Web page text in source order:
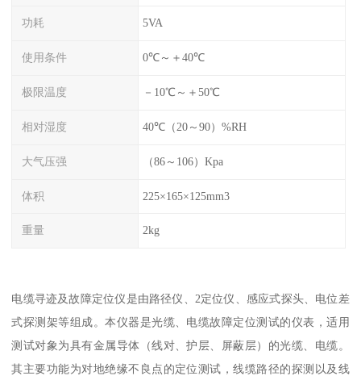
功耗 5VA
使用条件 0℃～＋40℃
极限温度 －10℃～＋50℃
相对湿度 40℃（20～90）%RH
大气压强 （86～106）Kpa
体积 225×165×125mm3
重量 2kg
电缆寻迹及故障定位仪是由路径仪、2定位仪、感应式探头、电位差
式探测架等组成。本仪器是光缆、电缆故障定位测试的仪表，适用
测试对象为具有金属导体（线对、护层、屏蔽层）的光缆、电缆。
其主要功能为对地绝缘不良点的定位测试，线缆路径的探测以及线